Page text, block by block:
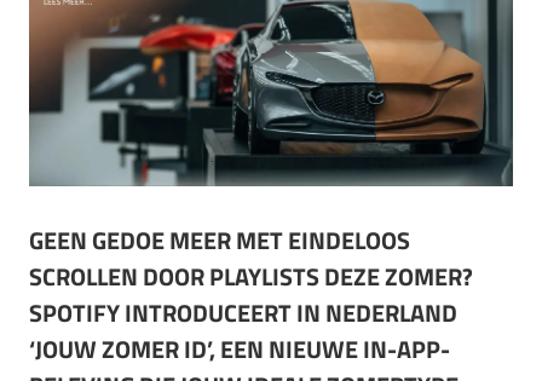
GEEN GEDOE MEER MET EINDELOOS
SCROLLEN DOOR PLAYLISTS DEZE ZOMER?
SPOTIFY INTRODUCEERT IN NEDERLAND
‘JOUW ZOMER ID’, EEN NIEUWE IN-APP-